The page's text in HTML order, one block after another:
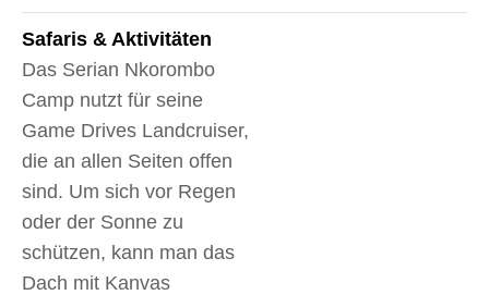
Safaris & Aktivitäten
Das Serian Nkorombo
Camp nutzt für seine
Game Drives Landcruiser,
die an allen Seiten offen
sind. Um sich vor Regen
oder der Sonne zu
schützen, kann man das
Dach mit Kanvas